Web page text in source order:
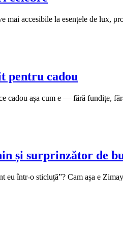
mai accesibile la esențele de lux,
pentru cadou
cadou așa cum e — fără fundițe,
și surprinzător de
eu într-o sticluță”? Cam așa e